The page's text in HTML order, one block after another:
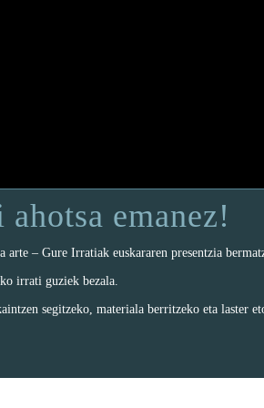
emanez!
– Gure Irratiak euskararen presentzia
irrati guziek bezala.
segitzeko, materiala berritzeko eta laster